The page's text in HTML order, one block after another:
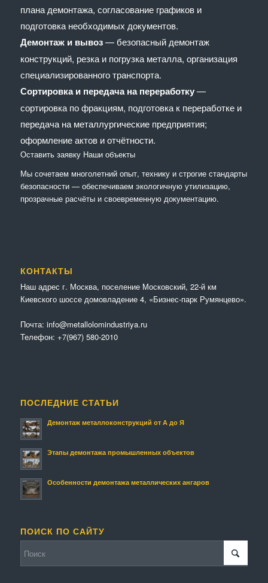
плана демонтажа, согласование графиков и
подготовка необходимых документов.
Демонтаж и вывоз— безопасный демонтаж
конструкций, резка и погрузка металла, организация
специализированного транспорта.
Сортировка и передача на переработку—
сортировка по фракциям, подготовка к переработке и
передача на металлургические предприятия;
оформление актов и отчётности.
Оставить заявку Наши объекты
Мы сочетaем многолетний опыт, технику и строгие стандарты
безопасности — обеспечиваем экологичную утилизацию,
прозрачные расчёты и своевременную документацию.
КОНТАКТЫ
Наш адрес г. Москва, поселение Московский, 22-й км
Киевского шоссе домовладение 4, «Бизнес-парк Румянцево».
Почта: info@metallolomindustriya.ru
Телефон: +7(967) 580-2010
ПОСЛЕДНИЕ СТАТЬИ
Демонтаж металлоконструкций от А до Я
Этапы демонтажа промышленных объектов
Особенности демонтажа металлических ангаров
ПОИСК ПО САЙТУ